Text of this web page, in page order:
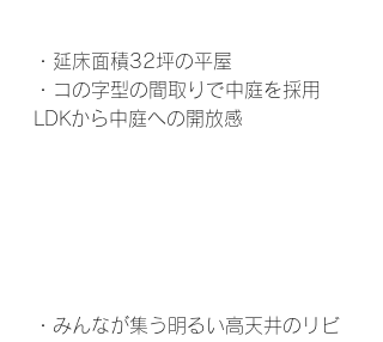
・延床面積32坪の平屋
・コの字型の間取りで中庭を採用
LDKから中庭への開放感
・みんなが集う明るい高天井のリビ